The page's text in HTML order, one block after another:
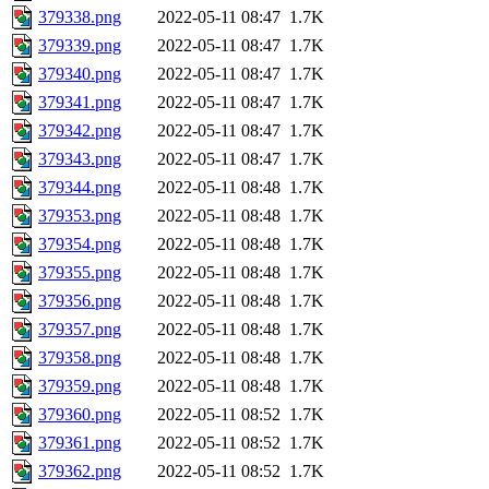
379338.png 2022-05-11 08:47 1.7K
379339.png
2022-05-11 08:47 1.7K
379340.png
2022-05-11 08:47 1.7K
379341.png
2022-05-11 08:47 1.7K
379342.png
2022-05-11 08:47 1.7K
379343.png
2022-05-11 08:47 1.7K
379344.png
2022-05-11 08:48 1.7K
379353.png
2022-05-11 08:48 1.7K
379354.png
2022-05-11 08:48 1.7K
379355.png
2022-05-11 08:48 1.7K
379356.png
2022-05-11 08:48 1.7K
379357.png
2022-05-11 08:48 1.7K
379358.png
2022-05-11 08:48 1.7K
379359.png
2022-05-11 08:48 1.7K
379360.png
2022-05-11 08:52 1.7K
379361.png
2022-05-11 08:52 1.7K
379362.png
2022-05-11 08:52 1.7K